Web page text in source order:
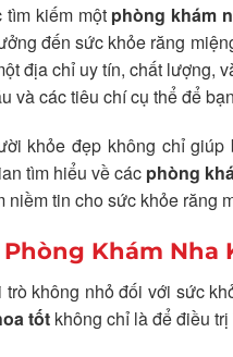
tìm kiếm một phòng khám
đến sức khỏe răng
địa chỉ uy tín, chất lượng,
và các tiêu chí cụ thể để
khỏe đẹp không chỉ
tìm hiểu về các phòng
niềm tin cho sức khỏe răng
Phòng Khám
không nhỏ đối với sức
tốt không chỉ là để điều